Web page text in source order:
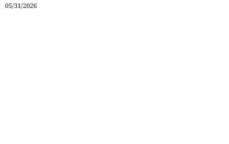
05/31/2026